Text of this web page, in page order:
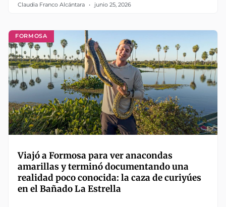
Claudia Franco Alcántara junio 25, 2026
FORMOSA
Viajó a Formosa para ver anacondas
amarillas y terminó documentando una
realidad poco conocida: la caza de curiyúes
en el Bañado La Estrella